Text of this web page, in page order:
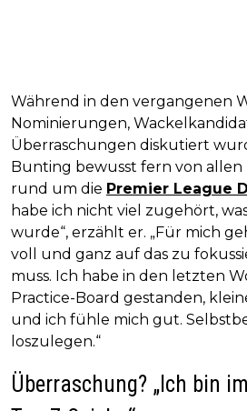
Während in den vergangenen
Nominierungen,
Überraschungen diskutiert
Bunting bewusst fern von allen
rund um die Premier League
habe ich nicht viel zugehört,
wurde“, erzählt er. „Für mich
voll und ganz auf das zu
muss. Ich habe in den letzten
Practice-Board gestanden,
und ich fühle mich gut.
loszulegen.“
Überraschung? „Ich bin